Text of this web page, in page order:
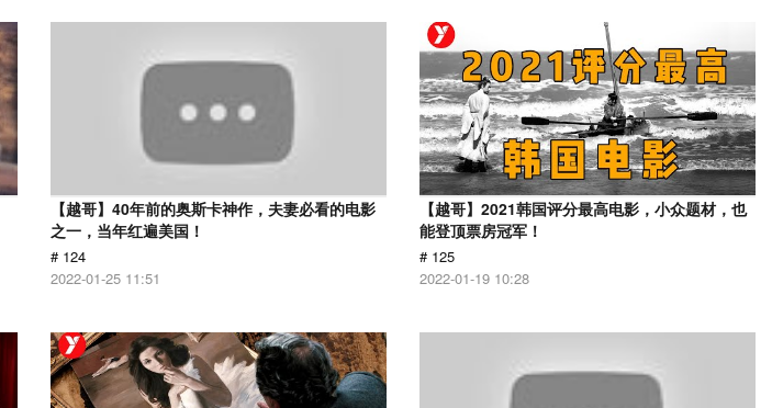
【越哥】40年前的奥斯卡神作，夫妻必看的电影
之一，当年红遍美国！
# 124
2022-01-25 11:51
【越哥】2021韩国评分最高电影，小众题材，也
能登顶票房冠军！
# 125
2022-01-19 10:28